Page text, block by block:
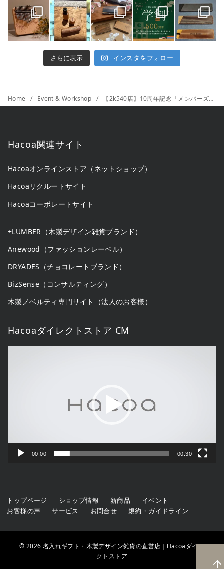
さらに表示 インスタをフォロー
Home Event & Workshop 【2k540店】10周年記念「メンバーズポイント2倍・アウトレット得得袋の新登場！」
Hacoa関連サイト
Hacoaオンラインストア（ネットショップ）
Hacoaリクルートサイト
Hacoaコーポレートサイト
+LUMBER（木製デザイン雑貨ブランド）
Anewood（ファッションレーベル）
DRYADES（チョコレートブランド）
BizSense（コンサルティング）
木製ノベルティ専門サイト（法人のお客様）
Hacoaダイレクトストア CM
00:00 00:30
トップページ ショップ情報 新商品
イベント
お客様の声
サービス お問合せ 規約・ガイドライン
© 2026 名入れギフト・木製デザイン雑貨の直営店｜Hacoaダイレ
クトストア